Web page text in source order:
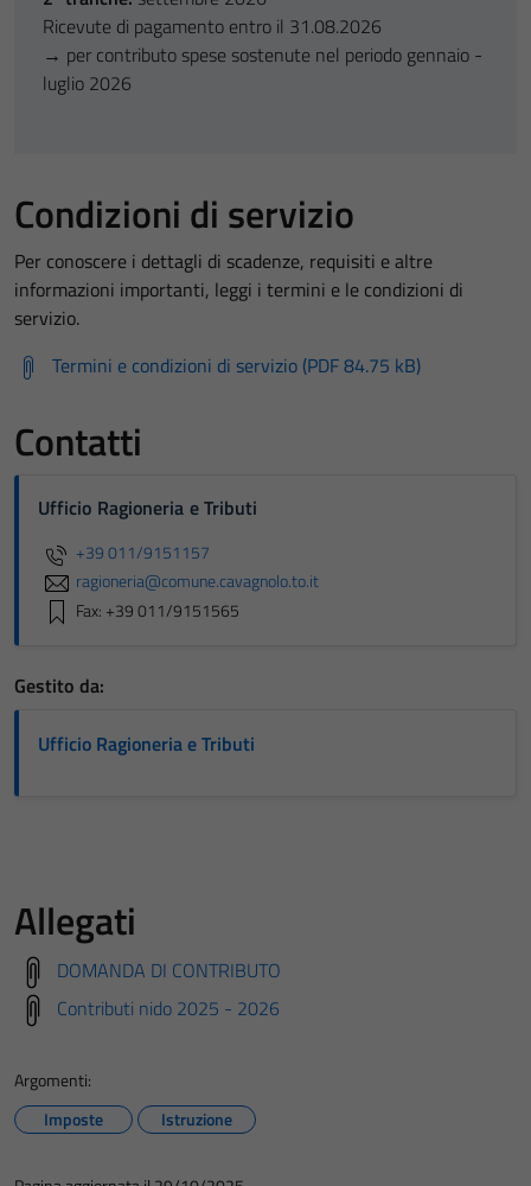
Ricevute di pagamento entro il 31.08.2026
→ per contributo spese sostenute nel periodo gennaio -
luglio 2026
Condizioni di servizio
Per conoscere i dettagli di scadenze, requisiti e altre
informazioni importanti, leggi i termini e le condizioni di
servizio.
Termini e condizioni di servizio (PDF 84.75 kB)
Contatti
Ufficio Ragioneria e Tributi
+39 011/9151157
ragioneria@comune.cavagnolo.to.it
Fax: +39 011/9151565
Gestito da:
Ufficio Ragioneria e Tributi
Allegati
DOMANDA DI CONTRIBUTO
Contributi nido 2025 - 2026
Argomenti:
Imposte
Istruzione